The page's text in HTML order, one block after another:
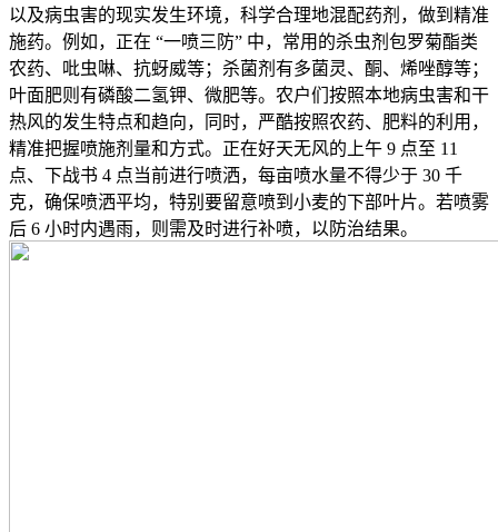
以及病虫害的现实发生环境，科学合理地混配药剂，做到精准
施药。例如，正在 “一喷三防” 中，常用的杀虫剂包罗菊酯类
农药、吡虫啉、抗蚜威等；杀菌剂有多菌灵、酮、烯唑醇等；
叶面肥则有磷酸二氢钾、微肥等。农户们按照本地病虫害和干
热风的发生特点和趋向，同时，严酷按照农药、肥料的利用，
精准把握喷施剂量和方式。正在好天无风的上午 9 点至 11
点、下战书 4 点当前进行喷洒，每亩喷水量不得少于 30 千
克，确保喷洒平均，特别要留意喷到小麦的下部叶片。若喷雾
后 6 小时内遇雨，则需及时进行补喷，以防治结果。